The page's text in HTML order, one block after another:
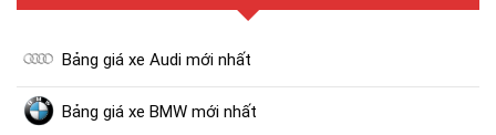
Bảng giá xe Audi mới nhất
Bảng giá xe BMW mới nhất